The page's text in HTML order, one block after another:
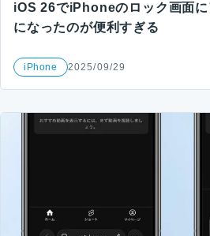
iOS 26でiPhoneのロック画面に
になったのが便利すぎる
iPhone 2025/09/29